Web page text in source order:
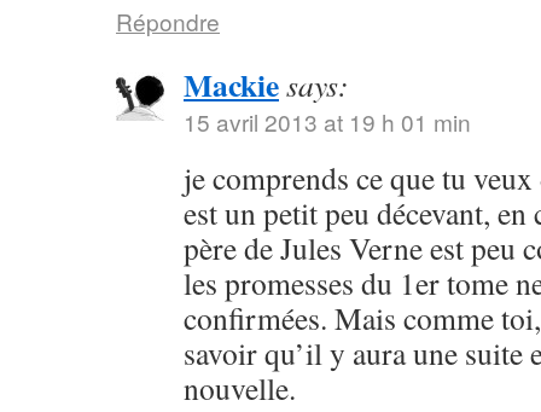
Répondre
Mackiesays:
15 avril 2013 at 19 h 01 min
je comprends ce que tu
est un petit peu décevant,
père de Jules Verne est peu
les promesses du 1er tome
confirmées. Mais comme
savoir qu’il y aura une suite
nouvelle.